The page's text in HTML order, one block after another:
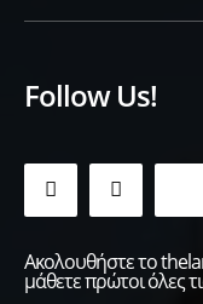
Follow Us!
Ακολουθήστε το
μάθετε πρώτοι όλες